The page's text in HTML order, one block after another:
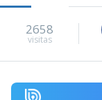
2658
visitas